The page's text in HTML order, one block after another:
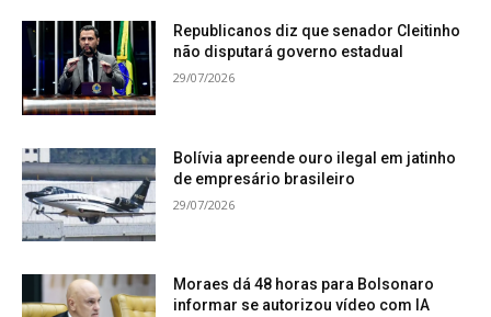
Republicanos diz que senador Cleitinho
não disputará governo estadual
29/07/2026
Bolívia apreende ouro ilegal em jatinho
de empresário brasileiro
29/07/2026
Moraes dá 48 horas para Bolsonaro
informar se autorizou vídeo com IA